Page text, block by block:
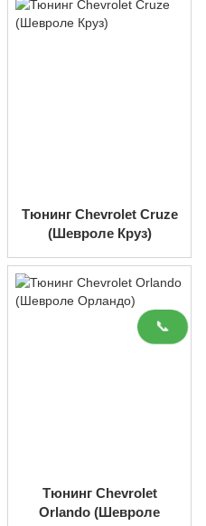
📞
Тюнинг Chevrolet Cruze
(Шевроле Круз)
Тюнинг Chevrolet
Orlando (Шевроле